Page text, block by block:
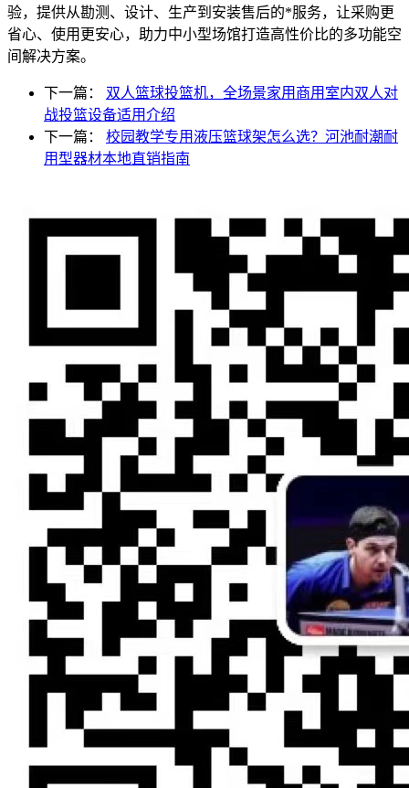
验，提供从勘测、设计、生产到安装售后的*服务，让采购更
省心、使用更安心，助力中小型场馆打造高性价比的多功能空
间解决方案。​
下一篇： 双人篮球投篮机，全场景家用商用室内双人对
战投篮设备适用介绍
下一篇： 校园教学专用液压篮球架怎么选？河池耐潮耐
用型器材本地直销指南